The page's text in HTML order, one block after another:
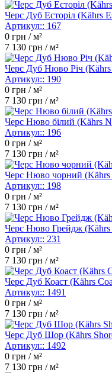
Черс Дуб Есторіл (Kährs
Артикул:: 167
0 грн / м²
7 130 грн / м²
Черс Дуб Нюво Річ
Артикул:: 190
0 грн / м²
7 130 грн / м²
Черс Нюво білий (Kährs
Артикул:: 196
0 грн / м²
7 130 грн / м²
Черс Нюво чорний (Kährs
Артикул:: 198
0 грн / м²
7 130 грн / м²
Черс Нюво Грейдж (Kährs
Артикул:: 231
0 грн / м²
7 130 грн / м²
Черс Дуб Коаст (Kährs
Артикул:: 1491
0 грн / м²
7 130 грн / м²
Черс Дуб Шор (Kährs
Артикул:: 1492
0 грн / м²
7 130 грн / м²